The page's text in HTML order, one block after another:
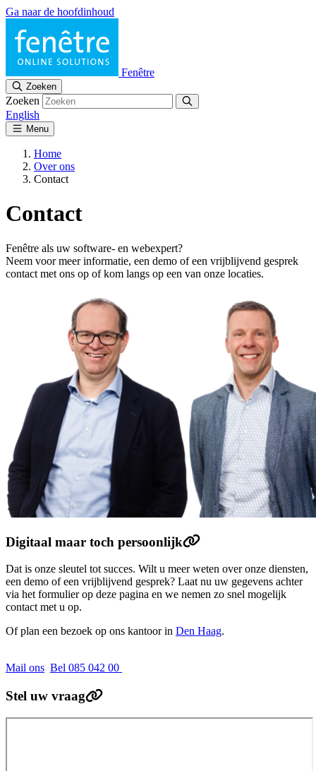
Ga naar de hoofdinhoud
Fenêtre
Zoeken
Zoeken
English
Menu
Home
Over ons
Contact
Contact
Fenêtre als uw software- en webexpert?
Neem voor meer informatie, een demo of een vrijblijvend gesprek
contact met ons op of kom langs op een van onze locaties.
Digitaal maar toch persoonlijk
Dat is onze sleutel tot succes. Wilt u meer weten over onze diensten,
een demo of een vrijblijvend gesprek? Laat nu uw gegevens achter
via het formulier op deze pagina en we nemen zo snel mogelijk
contact met u op.
Of plan een bezoek op ons kantoor in Den Haag.
Mail ons Bel 085 042 00
Stel uw vraag